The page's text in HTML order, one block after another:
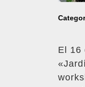
El 16